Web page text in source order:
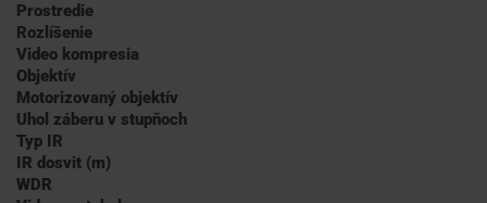
Prostredie
Rozlíšenie
Video kompresia
Objektív
Motorizovaný objektív
Uhol záberu v stupňoch
Typ IR
IR dosvit (m)
WDR